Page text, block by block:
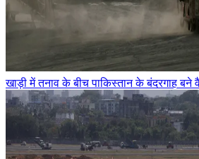
खाड़ी में तनाव के बीच पाकिस्तान के बंदरगाह बने